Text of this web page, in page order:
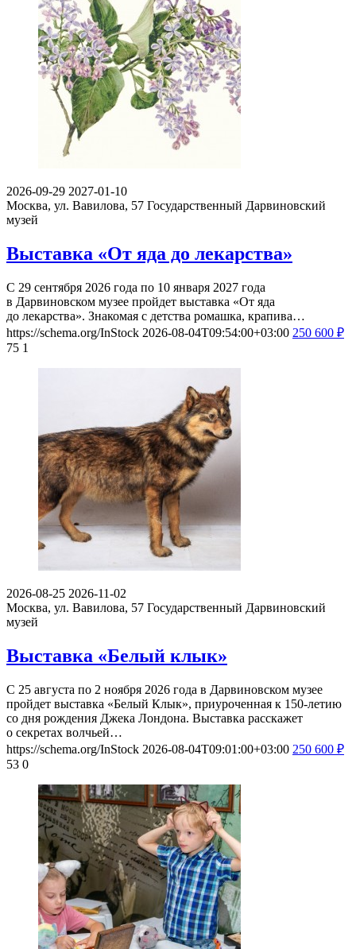
2026-09-29 2027-01-10
Москва, ул. Вавилова, 57 Государственный Дарвиновский
музей
Выставка «От яда до лекарства»
С 29 сентября 2026 года по 10 января 2027 года
в Дарвиновском музее пройдет выставка «От яда
до лекарства». Знакомая с детства ромашка, крапива…
https://schema.org/InStock 2026-08-04T09:54:00+03:00 250 600 ₽
75 1
2026-08-25 2026-11-02
Москва, ул. Вавилова, 57 Государственный Дарвиновский
музей
Выставка «Белый клык»
С 25 августа по 2 ноября 2026 года в Дарвиновском музее
пройдет выставка «Белый Клык», приуроченная к 150-летию
со дня рождения Джека Лондона. Выставка расскажет
о секретах волчьей…
https://schema.org/InStock 2026-08-04T09:01:00+03:00 250 600 ₽
53 0